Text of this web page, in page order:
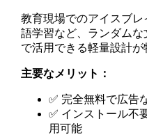
教育現場でのアイスブ
語学習など、ランダム
で活用できる軽量設計が
主要なメリット：
✅ 完全無料で広告
✅ インストール不
用可能